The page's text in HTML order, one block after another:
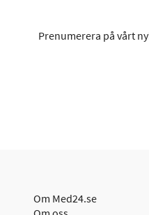
Prenumerera på vårt
Om Med24.se